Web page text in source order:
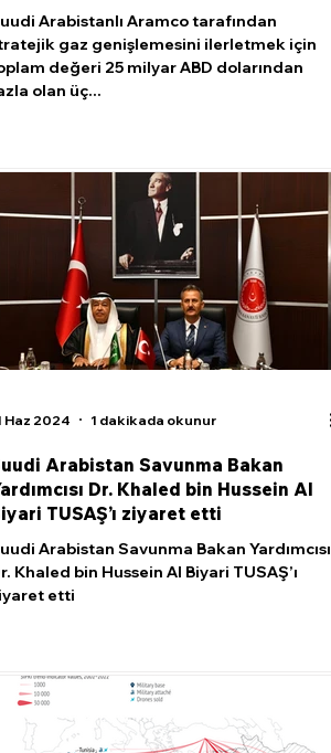
Arabistanlı Aramco tarafından
gaz genişlemesini ilerletmek için
değeri 25 milyar ABD dolarından
olan üç...
Arabistan Savunma Bakan
Dr. Khaled bin Hussein Al
TUSAŞ’ı ziyaret etti
Arabistan Savunma Bakan Yardımcısı
Khaled bin Hussein Al Biyari TUSAŞ’ı
etti
Haz 2024 1 dakikada okunur